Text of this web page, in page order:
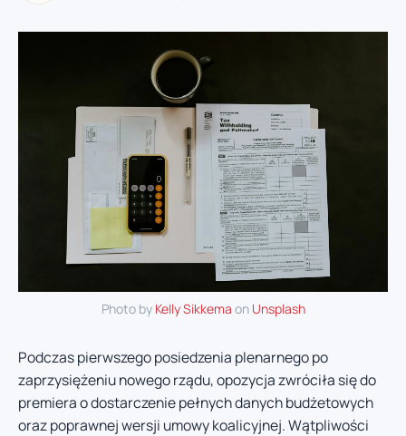
Photo by Kelly Sikkema on Unsplash
Podczas pierwszego posiedzenia plenarnego po
zaprzysiężeniu nowego rządu, opozycja zwróciła się do
premiera o dostarczenie pełnych danych budżetowych
oraz poprawnej wersji umowy koalicyjnej. Wątpliwości